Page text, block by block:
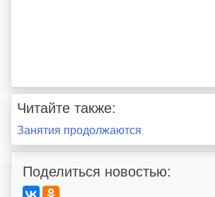
Читайте также:
Навигация
по
записям
Занятия продолжаются
Поделиться новостью: